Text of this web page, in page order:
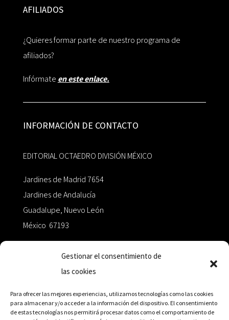
Gestionar el consentimiento de
las cookies
Para ofrecer las mejores experiencias, utilizamos tecnologías como las cookies
para almacenar y/o acceder a la información del dispositivo. El consentimiento
de estas tecnologías nos permitirá procesar datos como el comportamiento de
AFILIADOS
¿Quieres formar parte de nuestro programa de
afiliados?
Infórmate en este enlace.
INFORMACIÓN DE CONTACTO
EDITORIAL OCTAEDRO DIVISIÓN MÉXICO
Jardines de Madrid 7654
Jardines de Andalucía
Guadalupe, Nuevo León
México 67193
+52 811.499.5638
RED DE DISTRIBUCIÓN